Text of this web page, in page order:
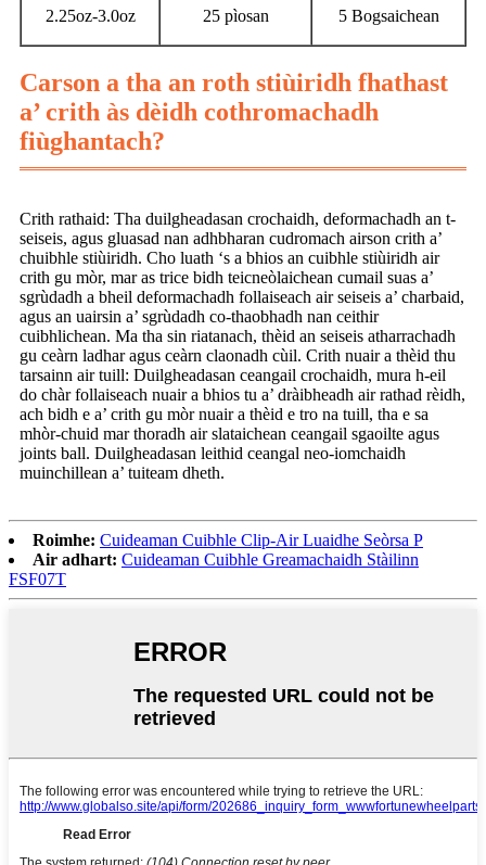
2.25oz-3.0oz 25 pìosan 5 Bogsaichean
Carson a tha an roth stiùiridh fhathast
a’ crith às dèidh cothromachadh
fiùghantach?
Crith rathaid: Tha duilgheadasan crochaidh, deformachadh an t-
seiseis, agus gluasad nan adhbharan cudromach airson crith a’
chuibhle stiùiridh. Cho luath ‘s a bhios an cuibhle stiùiridh air
crith gu mòr, mar as trice bidh teicneòlaichean cumail suas a’
sgrùdadh a bheil deformachadh follaiseach air seiseis a’ charbaid,
agus an uairsin a’ sgrùdadh co-thaobhadh nan ceithir
cuibhlichean. Ma tha sin riatanach, thèid an seiseis atharrachadh
gu ceàrn ladhar agus ceàrn claonadh cùil. Crith nuair a thèid thu
tarsainn air tuill: Duilgheadasan ceangail crochaidh, mura h-eil
do chàr follaiseach nuair a bhios tu a’ dràibheadh ​​air rathad rèidh,
ach bidh e a’ crith gu mòr nuair a thèid e tro na tuill, tha e sa
mhòr-chuid mar thoradh air slataichean ceangail sgaoilte agus
joints ball. Duilgheadasan leithid ceangal neo-iomchaidh
muinchillean a’ tuiteam dheth.
Roimhe: Cuideaman Cuibhle Clip-Air Luaidhe Seòrsa P
Air adhart: Cuideaman Cuibhle Greamachaidh Stàilinn
FSF07T